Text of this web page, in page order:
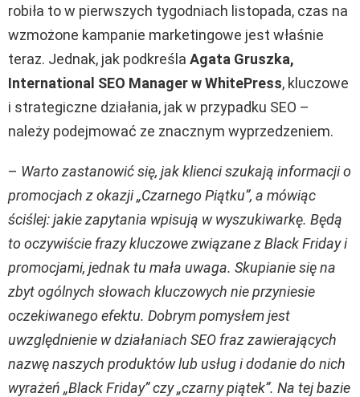
robiła to w pierwszych tygodniach listopada, czas na
wzmożone kampanie marketingowe jest właśnie
teraz. Jednak, jak podkreśla Agata Gruszka,
International SEO Manager w WhitePress, kluczowe
i strategiczne działania, jak w przypadku SEO –
należy podejmować ze znacznym wyprzedzeniem.
– Warto zastanowić się, jak klienci szukają informacji o
promocjach z okazji „Czarnego Piątku”, a mówiąc
ściślej: jakie zapytania wpisują w wyszukiwarkę. Będą
to oczywiście frazy kluczowe związane z Black Friday i
promocjami, jednak tu mała uwaga. Skupianie się na
zbyt ogólnych słowach kluczowych nie przyniesie
oczekiwanego efektu. Dobrym pomysłem jest
uwzględnienie w działaniach SEO fraz zawierających
nazwę naszych produktów lub usług i dodanie do nich
wyrażeń „Black Friday” czy „czarny piątek”. Na tej bazie